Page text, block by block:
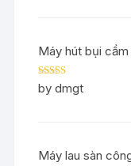
Máy hút bụi
Rated5out
of 5
by dmgt
Máy lau sàn